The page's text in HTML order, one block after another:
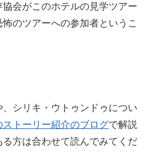
会がこのホテルの見学ツアー
のツアーへの参加者というこ
シリキ・ウトゥンドゥについ
ストーリー紹介のブログで解説
方は合わせて読んでみてくだ